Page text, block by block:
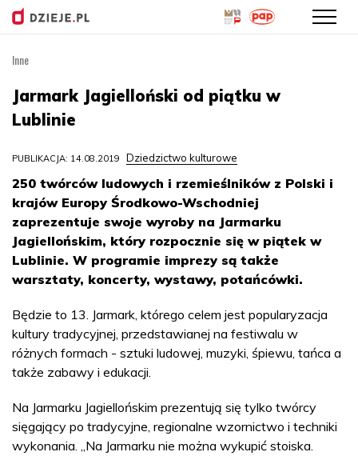
treści
Inne
Jarmark Jagielloński od piątku w
Lublinie
PUBLIKACJA: 14.08.2019 Dziedzictwo kulturowe
250 twórców ludowych i rzemieślników z Polski i
krajów Europy Środkowo-Wschodniej
zaprezentuje swoje wyroby na Jarmarku
Jagiellońskim, który rozpocznie się w piątek w
Lublinie. W programie imprezy są także
warsztaty, koncerty, wystawy, potańcówki.
Będzie to 13. Jarmark, którego celem jest popularyzacja
kultury tradycyjnej, przedstawianej na festiwalu w
różnych formach - sztuki ludowej, muzyki, śpiewu, tańca a
także zabawy i edukacji.
Na Jarmarku Jagiellońskim prezentują się tylko twórcy
sięgający po tradycyjne, regionalne wzornictwo i techniki
wykonania. „Na Jarmarku nie można wykupić stoiska.